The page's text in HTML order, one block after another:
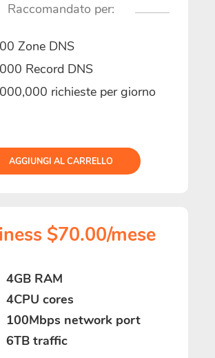
Raccomandato per:
Zone DNS
Record DNS
richieste per giorno
AGGIUNGI AL CARRELLO
$70.00/mese
4GB RAM
4CPU cores
100Mbps network port
6TB traffic